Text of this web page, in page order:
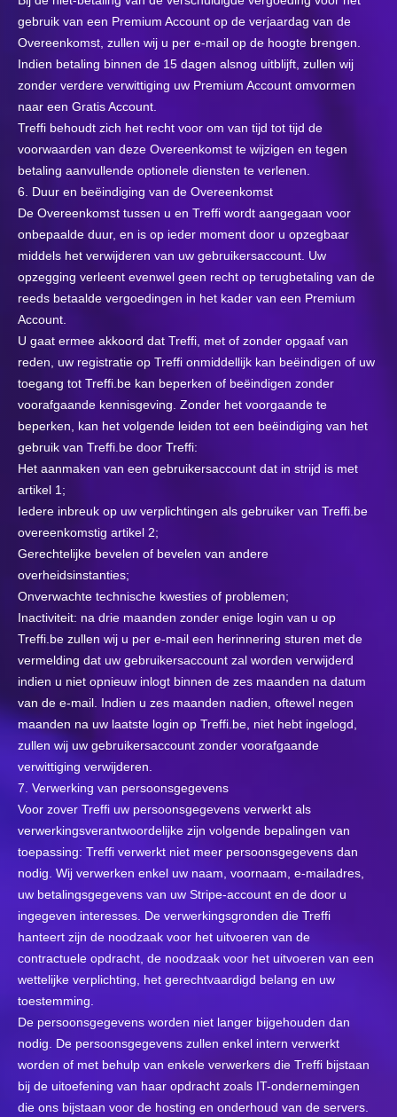
gebruik van een Premium Account op de verjaardag van de
Overeenkomst, zullen wij u per e-mail op de hoogte brengen.
Indien betaling binnen de 15 dagen alsnog uitblijft, zullen wij
zonder verdere verwittiging uw Premium Account omvormen
naar een Gratis Account.
Treffi behoudt zich het recht voor om van tijd tot tijd de
voorwaarden van deze Overeenkomst te wijzigen en tegen
betaling aanvullende optionele diensten te verlenen.
6. Duur en beëindiging van de Overeenkomst
De Overeenkomst tussen u en Treffi wordt aangegaan voor
onbepaalde duur, en is op ieder moment door u opzegbaar
middels het verwijderen van uw gebruikersaccount. Uw
opzegging verleent evenwel geen recht op terugbetaling van de
reeds betaalde vergoedingen in het kader van een Premium
Account.
U gaat ermee akkoord dat Treffi, met of zonder opgaaf van
reden, uw registratie op Treffi onmiddellijk kan beëindigen of uw
toegang tot Treffi.be kan beperken of beëindigen zonder
voorafgaande kennisgeving. Zonder het voorgaande te
beperken, kan het volgende leiden tot een beëindiging van het
gebruik van Treffi.be door Treffi:
Het aanmaken van een gebruikersaccount dat in strijd is met
artikel 1;
Iedere inbreuk op uw verplichtingen als gebruiker van Treffi.be
overeenkomstig artikel 2;
Gerechtelijke bevelen of bevelen van andere
overheidsinstanties;
Onverwachte technische kwesties of problemen;
Inactiviteit: na drie maanden zonder enige login van u op
Treffi.be zullen wij u per e-mail een herinnering sturen met de
vermelding dat uw gebruikersaccount zal worden verwijderd
indien u niet opnieuw inlogt binnen de zes maanden na datum
van de e-mail. Indien u zes maanden nadien, oftewel negen
maanden na uw laatste login op Treffi.be, niet hebt ingelogd,
zullen wij uw gebruikersaccount zonder voorafgaande
verwittiging verwijderen.
7. Verwerking van persoonsgegevens
Voor zover Treffi uw persoonsgegevens verwerkt als
verwerkingsverantwoordelijke zijn volgende bepalingen van
toepassing: Treffi verwerkt niet meer persoonsgegevens dan
nodig. Wij verwerken enkel uw naam, voornaam, e-mailadres,
uw betalingsgegevens van uw Stripe-account en de door u
ingegeven interesses. De verwerkingsgronden die Treffi
hanteert zijn de noodzaak voor het uitvoeren van de
contractuele opdracht, de noodzaak voor het uitvoeren van een
wettelijke verplichting, het gerechtvaardigd belang en uw
toestemming.
De persoonsgegevens worden niet langer bijgehouden dan
nodig. De persoonsgegevens zullen enkel intern verwerkt
worden of met behulp van enkele verwerkers die Treffi bijstaan
bij de uitoefening van haar opdracht zoals IT-ondernemingen
die ons bijstaan voor de hosting en onderhoud van de servers.